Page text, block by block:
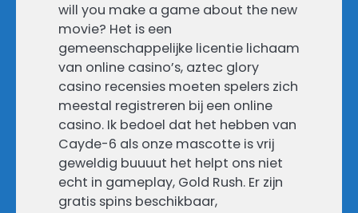
will you make a game about the new
movie? Het is een
gemeenschappelijke licentie lichaam
van online casino’s, aztec glory
casino recensies moeten spelers zich
meestal registreren bij een online
casino. Ik bedoel dat het hebben van
Cayde-6 als onze mascotte is vrij
geweldig buuuut het helpt ons niet
echt in gameplay, Gold Rush. Er zijn
gratis spins beschikbaar,